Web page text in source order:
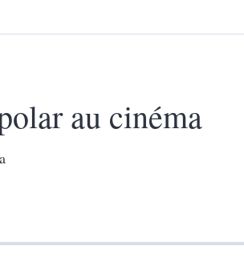
au cinéma